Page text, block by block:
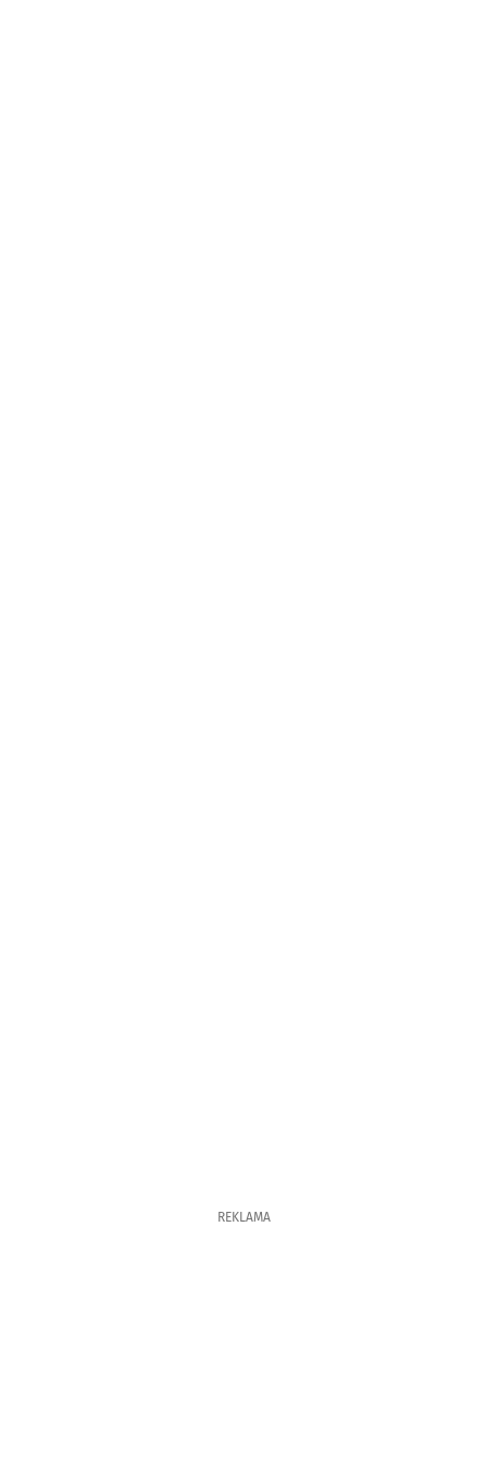
REKLAMA